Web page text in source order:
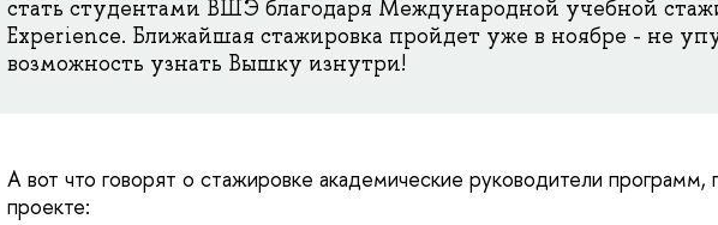
стать студентами ВШЭ благодаря Международной учебной
Experience. Ближайшая стажировка пройдет уже в ноябре - не
возможность узнать Вышку изнутри!
А вот что говорят о стажировке академические руководители программ,
проекте: